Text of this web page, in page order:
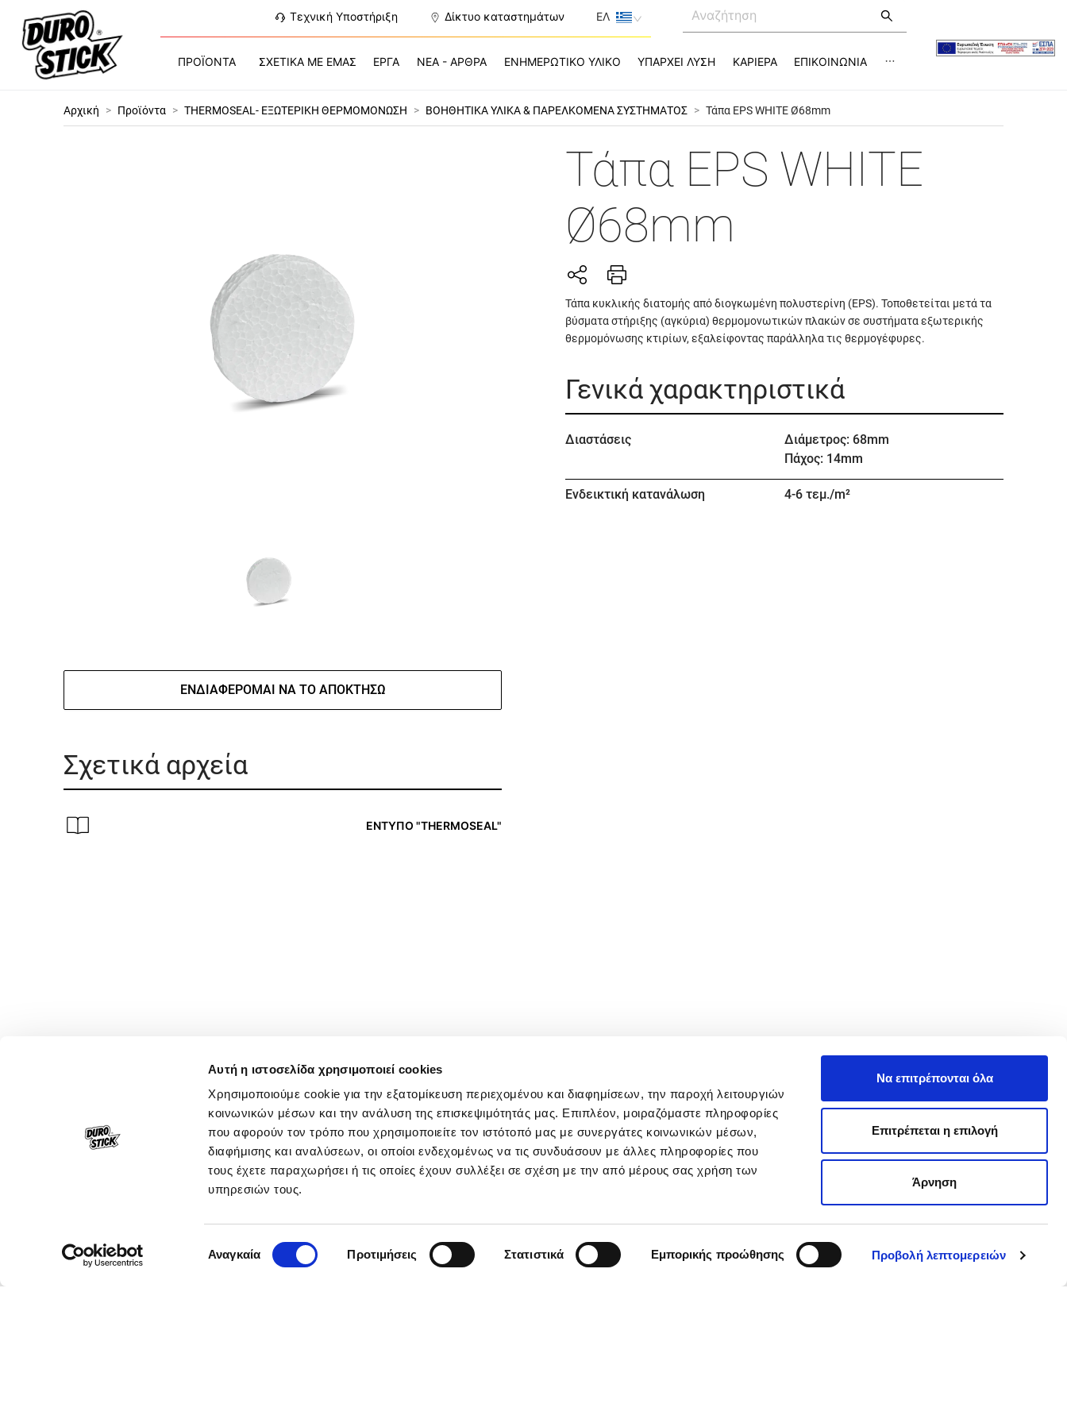
Αυτή η ιστοσελίδα χρησιμοποιεί cookies
Χρησιμοποιούμε cookie για την εξατομίκευση περιεχομένου και διαφημίσεων, την παροχή λειτουργιών
κοινωνικών μέσων και την ανάλυση της επισκεψιμότητάς μας. Επιπλέον, μοιραζόμαστε πληροφορίες
που αφορούν τον τρόπο που χρησιμοποιείτε τον ιστότοπό μας με συνεργάτες κοινωνικών μέσων,
διαφήμισης και αναλύσεων, οι οποίοι ενδεχομένως να τις συνδυάσουν με άλλες πληροφορίες που
τους έχετε παραχωρήσει ή τις οποίες έχουν συλλέξει σε σχέση με την από μέρους σας χρήση των
υπηρεσιών τους.
συγκατάθεσης
Αναγκαία Προτιμήσεις Στατιστικά Εμπορικής προώθησης Προβολή λεπτομερειών
Να επιτρέπονται όλα
Επιτρέπεται η επιλογή
Άρνηση
Τεχνική Υποστήριξη Δίκτυο καταστημάτων ΕΛ
ΠΡΟΪΟΝΤΑ ΣΧΕΤΙΚΑ ΜΕ ΕΜΑΣ ΕΡΓΑ ΝΕΑ - ΑΡΘΡΑ ΕΝΗΜΕΡΩΤΙΚΟ ΥΛΙΚΟ ΥΠΑΡΧΕΙ ΛΥΣΗ ΚΑΡΙΕΡΑ ΕΠΙΚΟΙΝΩΝΙΑ
Αρχική > Προϊόντα > THERMOSEAL- ΕΞΩΤΕΡΙΚΗ ΘΕΡΜΟΜΟΝΩΣΗ > ΒΟΗΘΗΤΙΚΑ ΥΛΙΚΑ & ΠΑΡΕΛΚΟΜΕΝΑ ΣΥΣΤΗΜΑΤΟΣ > Τάπα EPS WHITE Ø68mm
ΕΝΔΙΑΦΈΡΟΜΑΙ ΝΑ ΤΟ ΑΠΟΚΤΉΣΩ
Σχετικά αρχεία
ΕΝΤΥΠΟ "THERMOSEAL"
Τάπα EPS WHITE
Ø68mm
Τάπα κυκλικής διατομής από διογκωμένη πολυστερίνη (EPS). Τοποθετείται μετά τα
βύσματα στήριξης (αγκύρια) θερμομονωτικών πλακών σε συστήματα εξωτερικής
θερμομόνωσης κτιρίων, εξαλείφοντας παράλληλα τις θερμογέφυρες.
Γενικά χαρακτηριστικά
Διαστάσεις
Διάμετρος: 68mm
Πάχος: 14mm
Ενδεικτική κατανάλωση 4-6 τεμ./m²